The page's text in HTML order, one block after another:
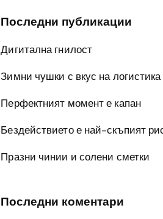
Последни публикации
Дигитална гнилост
Зимни чушки с вкус на логистика
Перфектният момент е капан
Бездействието е най-скъпият
Празни чинии и солени сметки
Последни коментари